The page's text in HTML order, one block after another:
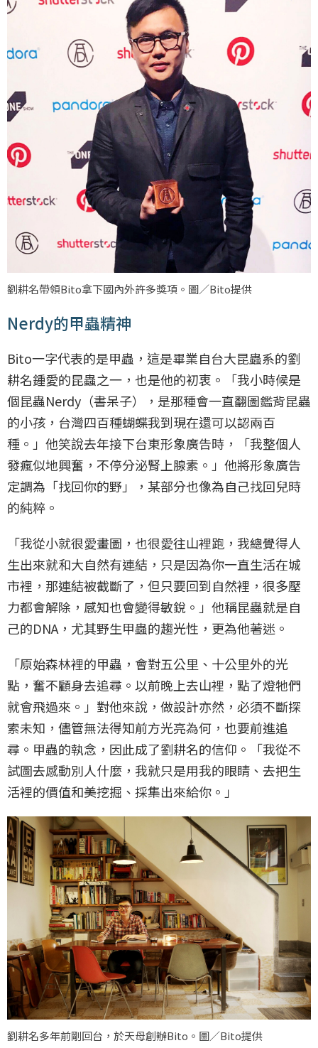
劉耕名帶領Bito拿下國內外許多獎項。圖／Bito提供
Nerdy的甲蟲精神
Bito一字代表的是甲蟲，這是畢業自台大昆蟲系的劉
耕名鍾愛的昆蟲之一，也是他的初衷。「我小時候是
個昆蟲Nerdy（書呆子），是那種會一直翻圖鑑背昆蟲
的小孩，台灣四百種蝴蝶我到現在還可以認兩百
種。」他笑說去年接下台東形象廣告時，「我整個人
發瘋似地興奮，不停分泌腎上腺素。」他將形象廣告
定調為「找回你的野」，某部分也像為自己找回兒時
的純粹。
「我從小就很愛畫圖，也很愛往山裡跑，我總覺得人
生出來就和大自然有連結，只是因為你一直生活在城
市裡，那連結被截斷了，但只要回到自然裡，很多壓
力都會解除，感知也會變得敏銳。」他稱昆蟲就是自
己的DNA，尤其野生甲蟲的趨光性，更為他著迷。
「原始森林裡的甲蟲，會對五公里、十公里外的光
點，奮不顧身去追尋。以前晚上去山裡，點了燈牠們
就會飛過來。」對他來說，做設計亦然，必須不斷探
索未知，儘管無法得知前方光亮為何，也要前進追
尋。甲蟲的執念，因此成了劉耕名的信仰。「我從不
試圖去感動別人什麼，我就只是用我的眼睛、去把生
活裡的價值和美挖掘、採集出來給你。」
劉耕名多年前剛回台，於天母創辦Bito。圖／Bito提供